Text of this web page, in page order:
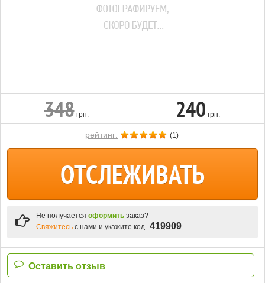
348 грн. 240 грн.
рейтинг: (1)
ОТСЛЕЖИВАТЬ
Не получается оформить заказ?
Свяжитесь с нами и укажите код 419909
Оставить отзыв